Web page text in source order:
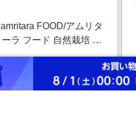
amritara FOOD/アムリタ
ーラ フード 自然栽培 在
来種 梅肉エキス 調味
料・ソース【三越伊勢
丹/公式】
2.5%